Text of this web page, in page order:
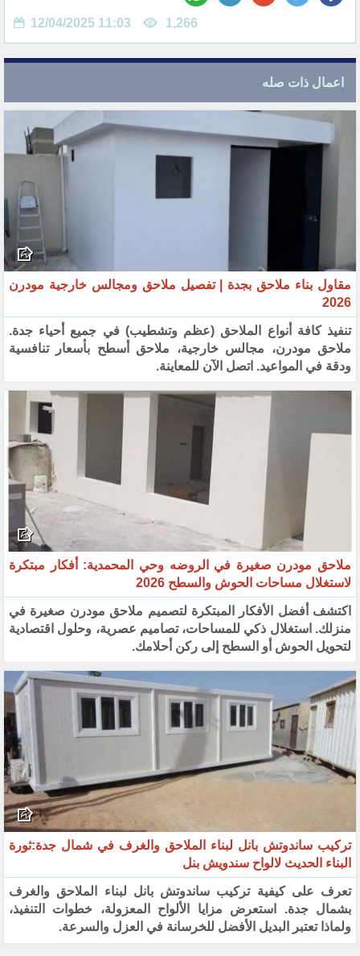
12/04/2025 11:03 1,266
اعمال ذات صله
مقاول بناء ملاحق بجدة | تفصيل ملاحق ومجالس خارجية مودرن
2026
تنفيذ كافة أنواع الملاحق (عظم وتشطيب) في جميع أحياء جدة.
ملاحق مودرن، مجالس خارجية، ملاحق أسطح بأسعار تنافسية
ودقة في المواعيد. اتصل الآن للمعاينة.
ملاحق مودرن صغيرة في الروضه وحي المحمدية: أفكار مبتكرة
لاستغلال مساحات الحوش والسطح 2026
اكتشف أفضل الأفكار المبتكرة لتصميم ملاحق مودرن صغيرة في
منزلك. استغلال ذكي للمساحات، تصاميم عصرية، وحلول اقتصادية
لتحويل الحوش أو السطح إلى ركن أحلامك.
تركيب ساندوتش بانل لبناء الملاحق والغرف في شمال جدة:ثورة
البناء الحديث لالواح سندويش بنل
تعرف على كيفية تركيب ساندوتش بانل لبناء الملاحق والغرف
بشمال جدة. استعرض مزايا الألواح المعزولة، خطوات التنفيذ،
ولماذا تعتبر البديل الأفضل للخرسانة في العزل والسرعة.